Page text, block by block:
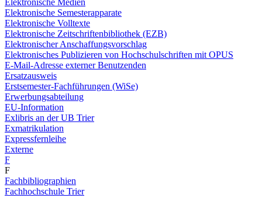
Elektronische Medien
Elektronische Semesterapparate
Elektronische Volltexte
Elektronische Zeitschriftenbibliothek (EZB)
Elektronischer Anschaffungsvorschlag
Elektronisches Publizieren von Hochschulschriften mit OPUS
E-Mail-Adresse externer Benutzenden
Ersatzausweis
Erstsemester-Fachführungen (WiSe)
Erwerbungsabteilung
EU-Information
Exlibris an der UB Trier
Exmatrikulation
Expressfernleihe
Externe
F
F
Fachbibliographien
Fachhochschule Trier